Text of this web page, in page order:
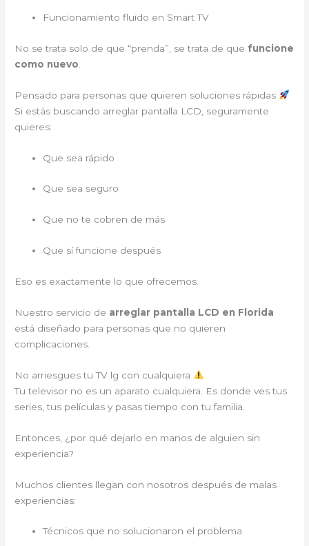
Funcionamiento fluido en Smart TV
No se trata solo de que “prenda”, se trata de que funcione
como nuevo
Pensado para personas que quieren soluciones rápidas
Si estás buscando arreglar pantalla LCD, seguramente
quieres:
Que sea rápido
Que sea seguro
Que no te cobren de más
Que sí funcione después
Eso es exactamente lo que ofrecemos.
Nuestro servicio de arreglar pantalla LCD en Florida
está diseñado para personas que no quieren
complicaciones.
No arriesgues tu TV lg con cualquiera
Tu televisor no es un aparato cualquiera. Es donde ves tus
series, tus películas y pasas tiempo con tu familia.
Entonces, ¿por qué dejarlo en manos de alguien sin
experiencia?
Muchos clientes llegan con nosotros después de malas
experiencias:
Técnicos que no solucionaron el problema